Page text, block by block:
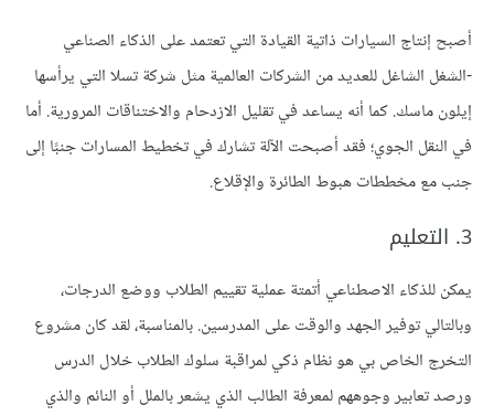
أصبح إنتاج السيارات ذاتية القيادة التي تعتمد على الذكاء الصناعي
-الشغل الشاغل للعديد من الشركات العالمية مثل شركة تسلا التي يرأسها
إيلون ماسك. كما أنه يساعد في تقليل الازدحام والاختناقات المرورية. أما
في النقل الجوي؛ فقد أصبحت الآلة تشارك في تخطيط المسارات جنبًا إلى
جنب مع مخططات هبوط الطائرة والإقلاع.
3. التعليم
يمكن للذكاء الاصطناعي أتمتة عملية تقييم الطلاب ووضع الدرجات،
وبالتالي توفير الجهد والوقت على المدرسين. بالمناسبة، لقد كان مشروع
التخرج الخاص بي هو نظام ذكي لمراقبة سلوك الطلاب خلال الدرس
ورصد تعابير وجوههم لمعرفة الطالب الذي يشعر بالملل أو النائم والذي